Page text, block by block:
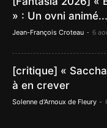
» : Un ovni animé...
Jean-François Croteau - 6
[critique] «
à en crever
Solenne d'Arnoux de Fleury -